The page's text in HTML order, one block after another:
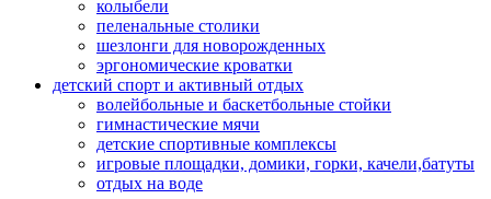
колыбели
пеленальные столики
шезлонги для новорожденных
эргономические кроватки
детский спорт и активный отдых
волейбольные и баскетбольные стойки
гимнастические мячи
детские спортивные комплексы
игровые площадки, домики, горки, качели,батуты
отдых на воде